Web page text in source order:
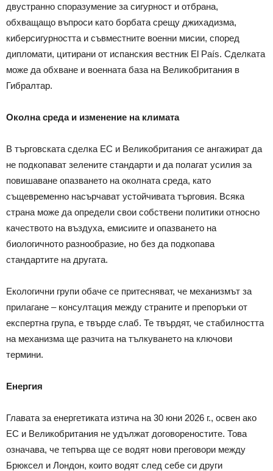
двустранно споразумение за сигурност и отбрана,
обхващащо въпроси като борбата срещу джихадизма,
киберсигурността и съвместните военни мисии, според
дипломати, цитирани от испанския вестник El País. Сделката
може да обхване и военната база на Великобритания в
Гибралтар.
Околна среда и изменение на климата
В търговската сделка ЕС и Великобритания се ангажират да
не подкопават зелените стандарти и да полагат усилия за
повишаване опазването на околната среда, като
същевременно насърчават устойчивата търговия. Всяка
страна може да определи свои собствени политики относно
качеството на въздуха, емисиите и опазването на
биологичното разнообразие, но без да подкопава
стандартите на другата.
Екологични групи обаче се притесняват, че механизмът за
прилагане – консултация между страните и препоръки от
експертна група, е твърде слаб. Те твърдят, че стабилността
на механизма ще разчита на тълкуването на ключови
термини.
Енергия
Главата за енергетиката изтича на 30 юни 2026 г., освен ако
ЕС и Великобритания не удължат договореностите. Това
означава, че тепърва ще се водят нови преговори между
Брюксел и Лондон, които водят след себе си други